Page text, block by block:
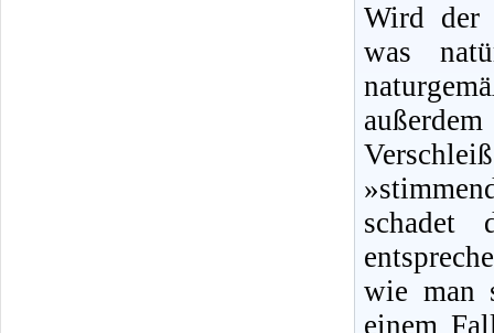
Wird der
was
schadet
wie man
einem